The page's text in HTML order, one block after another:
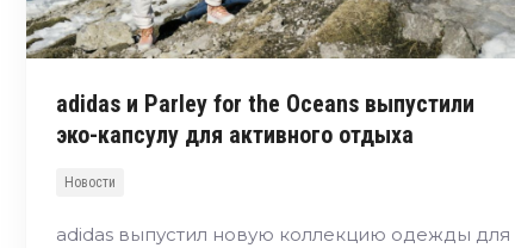
adidas и Parley for the Oceans выпустили
эко-капсулу для активного отдыха
Новости
adidas выпустил новую коллекцию одежды для